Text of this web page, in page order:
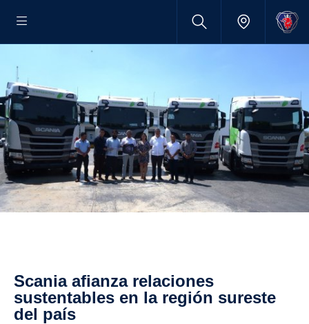
Scania afianza relaciones
sustentables en la región sureste
del país